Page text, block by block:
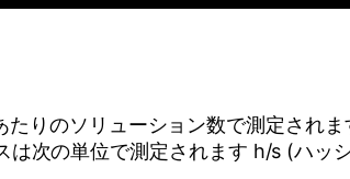
りのソリューション数で測定され
は次の単位で測定されます h/s (ハッ